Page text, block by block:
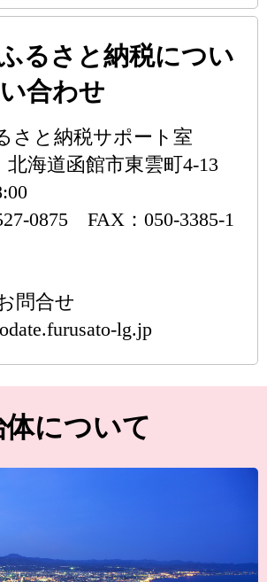
るさと納税につい
合わせ
と納税サポート室
海道函館市東雲町4-13
0875 FAX：050-3385-1
問合せ
lg.jp
について